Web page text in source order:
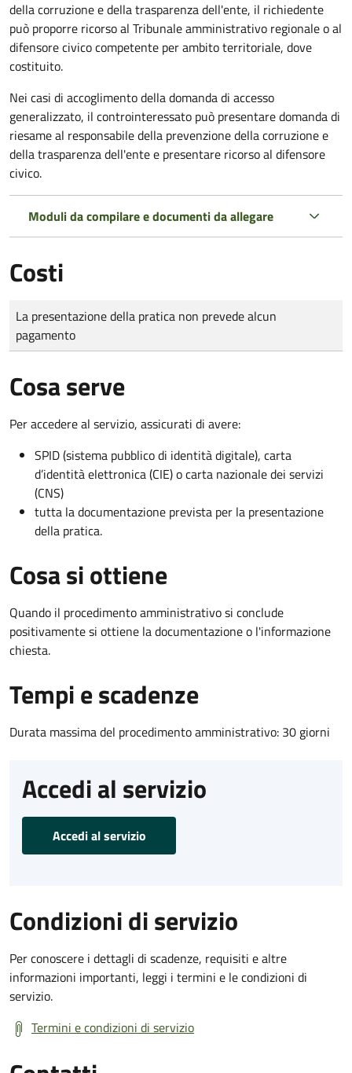
della corruzione e della trasparenza dell'ente, il richiedente
può proporre ricorso al Tribunale amministrativo regionale o al
difensore civico competente per ambito territoriale, dove
costituito.
Nei casi di accoglimento della domanda di accesso
generalizzato, il controinteressato può presentare domanda di
riesame al responsabile della prevenzione della corruzione e
della trasparenza dell'ente e presentare ricorso al difensore
civico.
Moduli da compilare e documenti da allegare
Costi
Tipo di pagamento
Importo
La presentazione della pratica non prevede alcun
pagamento
Cosa serve
Per accedere al servizio, assicurati di avere:
SPID (sistema pubblico di identità digitale), carta
d’identità elettronica (CIE) o carta nazionale dei servizi
(CNS)
tutta la documentazione prevista per la presentazione
della pratica.
Cosa si ottiene
Quando il procedimento amministrativo si conclude
positivamente si ottiene la documentazione o l'informazione
chiesta.
Tempi e scadenze
Durata massima del procedimento amministrativo: 30 giorni
Accedi al servizio
Accedi al servizio
Condizioni di servizio
Per conoscere i dettagli di scadenze, requisiti e altre
informazioni importanti, leggi i termini e le condizioni di
servizio.
Termini e condizioni di servizio